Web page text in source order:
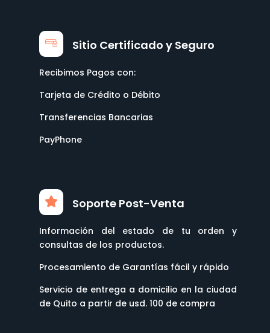
Sitio Certificado y Seguro
Recibimos Pagos con:
Tarjeta de Crédito o Débito
Transferencias Bancarias
PayPhone
Soporte Post-Venta
Información del estado de tu orden y
consultas de los productos.
Procesamiento de Garantías fácil y rápido
Servicio de entrega a domicilio en la ciudad
de Quito a partir de usd. 100 de compra